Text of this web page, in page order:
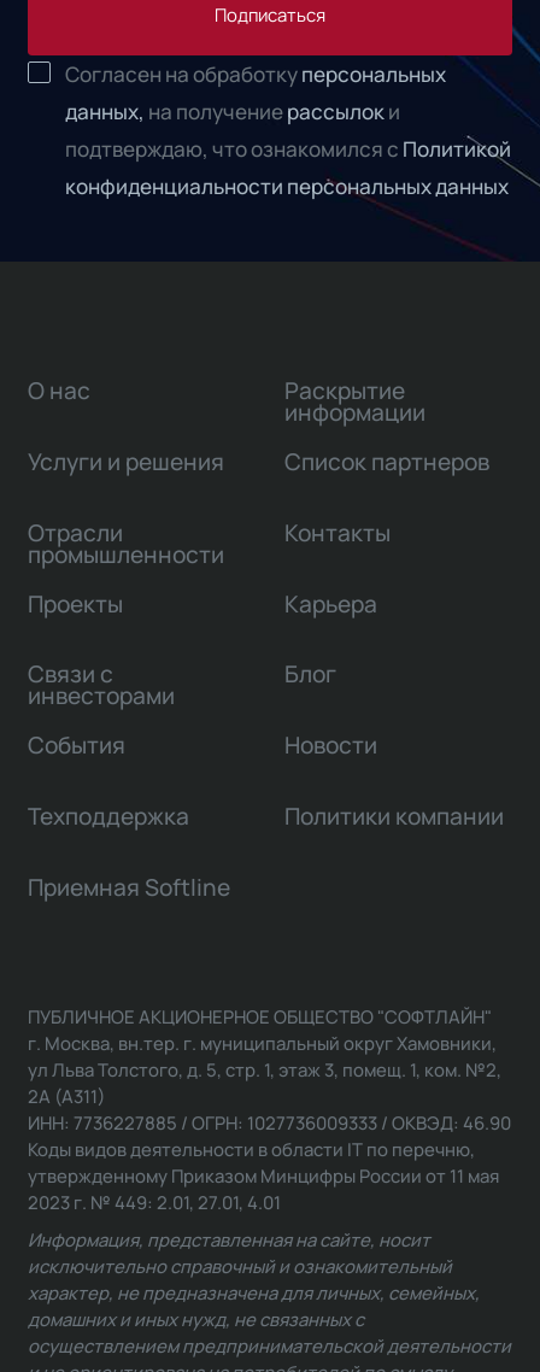
Подписаться
Согласен на обработкуперсональных
данных, на получениерассылоки
подтверждаю, что ознакомился с Политикой
конфиденциальности персональных данных
О нас
Услуги и решения
Отрасли
промышленности
Проекты
Связи с
инвесторами
Раскрытие
информации
Список партнеров
Контакты
Карьера
Блог
События Новости
Техподдержка Политики компании
Приемная Softline
ПУБЛИЧНОЕ АКЦИОНЕРНОЕ ОБЩЕСТВО "СОФТЛАЙН"
г. Москва, вн.тер. г. муниципальный округ Хамовники,
ул Льва Толстого, д. 5, стр. 1, этаж 3, помещ. 1, ком. №2,
2А (А311)
ИНН: 7736227885 / ОГРН: 1027736009333 / ОКВЭД: 46.90
Коды видов деятельности в области IT по перечню,
утвержденному Приказом Минцифры России от 11 мая
2023 г. № 449: 2.01, 27.01, 4.01
Информация, представленная на сайте, носит
исключительно справочный и ознакомительный
характер, не предназначена для личных, семейных,
домашних и иных нужд, не связанных с
осуществлением предпринимательской деятельности